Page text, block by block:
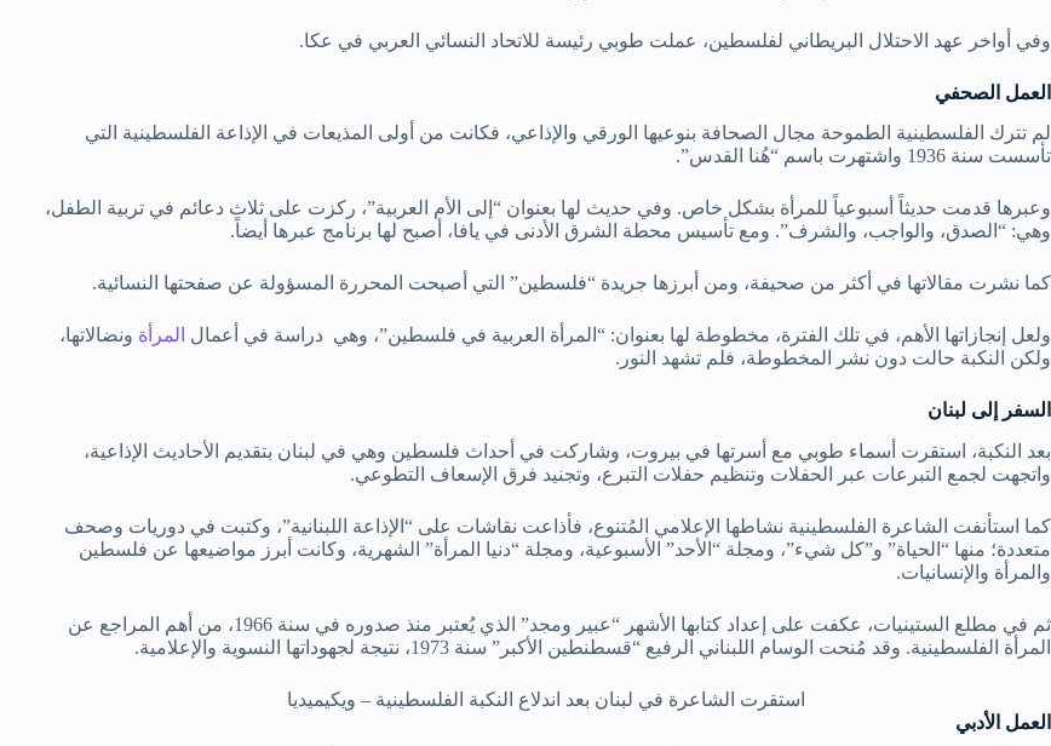
وفي أواخر عهد الاحتلال البريطاني لفلسطين، عملت طوبي رئيسة للاتحاد النسائي العربي في عكا.
العمل الصحفي
لم تترك الفلسطينية الطموحة مجال الصحافة بنوعيها الورقي والإذاعي، فكانت من أولى المذيعات في الإذاعة الفلسطينية التي
تأسست سنة 1936 واشتهرت باسم “هُنا القدس”.
وعبرها قدمت حديثاً أسبوعياً للمرأة بشكل خاص. وفي حديث لها بعنوان “إلى الأم العربية”، ركزت على ثلاث دعائم في تربية الطفل،
وهي: “الصدق، والواجب، والشرف”. ومع تأسيس محطة الشرق الأدنى في يافا، أصبح لها برنامج عبرها أيضاً.
كما نشرت مقالاتها في أكثر من صحيفة، ومن أبرزها جريدة “فلسطين” التي أصبحت المحررة المسؤولة عن صفحتها النسائية.
ولعل إنجازاتها الأهم، في تلك الفترة، مخطوطة لها بعنوان: “المرأة العربية في فلسطين”، وهي دراسة في أعمال المرأة ونضالاتها،
ولكن النكبة حالت دون نشر المخطوطة، فلم تشهد النور.
السفر إلى لبنان
بعد النكبة، استقرت أسماء طوبي مع أسرتها في بيروت، وشاركت في أحداث فلسطين وهي في لبنان بتقديم الأحاديث الإذاعية،
واتجهت لجمع التبرعات عبر الحفلات وتنظيم حفلات التبرع، وتجنيد فرق الإسعاف التطوعي.
كما استأنفت الشاعرة الفلسطينية نشاطها الإعلامي المُتنوع، فأذاعت نقاشات على “الإذاعة اللبنانية”، وكتبت في دوريات وصحف
متعددة؛ منها “الحياة” و”كل شيء”، ومجلة “الأحد” الأسبوعية، ومجلة “دنيا المرأة” الشهرية، وكانت أبرز مواضيعها عن فلسطين
والمرأة والإنسانيات.
ثم في مطلع الستينيات، عكفت على إعداد كتابها الأشهر “عبير ومجد” الذي يُعتبر منذ صدوره في سنة 1966، من أهم المراجع عن
المرأة الفلسطينية. وقد مُنحت الوسام اللبناني الرفيع “قسطنطين الأكبر” سنة 1973، نتيجة لجهوداتها النسوية والإعلامية.
استقرت الشاعرة في لبنان بعد اندلاع النكبة الفلسطينية – ويكيميديا
العمل الأدبي